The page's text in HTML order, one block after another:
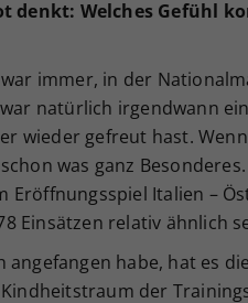
Welches Gefühl
immer, in der
natürlich irgendwann
wieder gefreut hast.
was ganz
Eröffnungsspiel Italien –
Einsätzen relativ ähnlich
angefangen habe, hat es
der